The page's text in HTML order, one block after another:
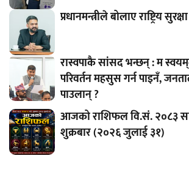
प्रधानमन्त्रीले बोलाए राष्ट्रिय
रास्वपाकै सांसद भन्छन् : म
परिवर्तन महसुस गर्न पाइनँ,
पाउलान् ?
आजको राशिफल वि.सं. २०८३
शुक्रबार (२०२६ जुलाई ३१)